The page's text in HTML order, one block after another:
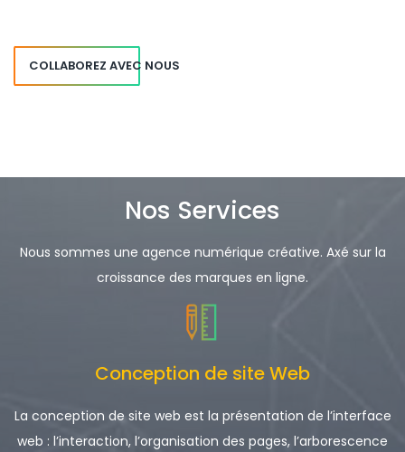
COLLABOREZ AVEC NOUS
Nos Services
Nous sommes une agence numérique créative. Axé sur la
croissance des marques en ligne.
Conception de site Web
La conception de site web est la présentation de l’interface
web : l’interaction, l’organisation des pages, l’arborescence